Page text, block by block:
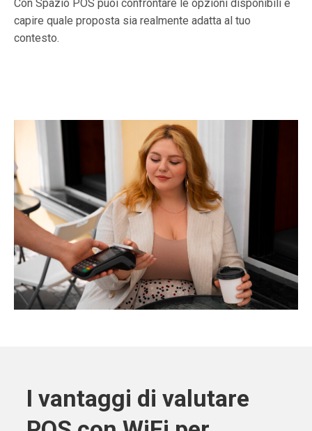
Con Spazio POS puoi confrontare le opzioni disponibili e
capire quale proposta sia realmente adatta al tuo
contesto.
I vantaggi di valutare